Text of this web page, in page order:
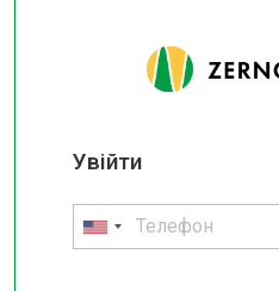
Увійти